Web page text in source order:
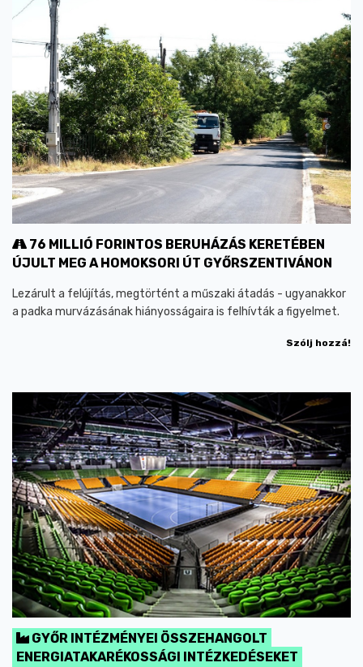
76 MILLIÓ FORINTOS BERUHÁZÁS KERETÉBEN
ÚJULT MEG A HOMOKSORI ÚT GYŐRSZENTIVÁNON
Lezárult a felújítás, megtörtént a műszaki átadás - ugyanakkor
a padka murvázásának hiányosságaira is felhívták a figyelmet.
Szólj hozzá!
GYŐR INTÉZMÉNYEI ÖSSZEHANGOLT
ENERGIATAKARÉKOSSÁGI INTÉZKEDÉSEKET